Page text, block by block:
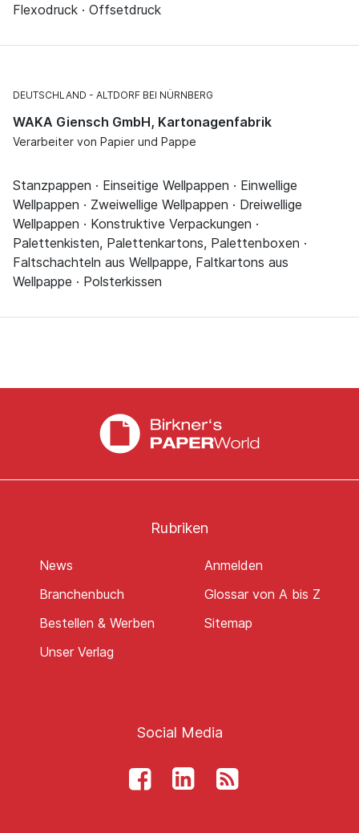
Flexodruck · Offsetdruck
DEUTSCHLAND ALTDORF BEI NÜRNBERG
WAKA Giensch GmbH, Kartonagenfabrik
Verarbeiter von Papier und Pappe
Stanzpappen · Einseitige Wellpappen · Einwellige
Wellpappen · Zweiwellige Wellpappen · Dreiwellige
Wellpappen · Konstruktive Verpackungen ·
Palettenkisten, Palettenkartons, Palettenboxen ·
Faltschachteln aus Wellpappe, Faltkartons aus
Wellpappe · Polsterkissen
Rubriken
News
Branchenbuch
Bestellen & Werben
Unser Verlag
Anmelden
Glossar von A bis Z
Sitemap
Social Media